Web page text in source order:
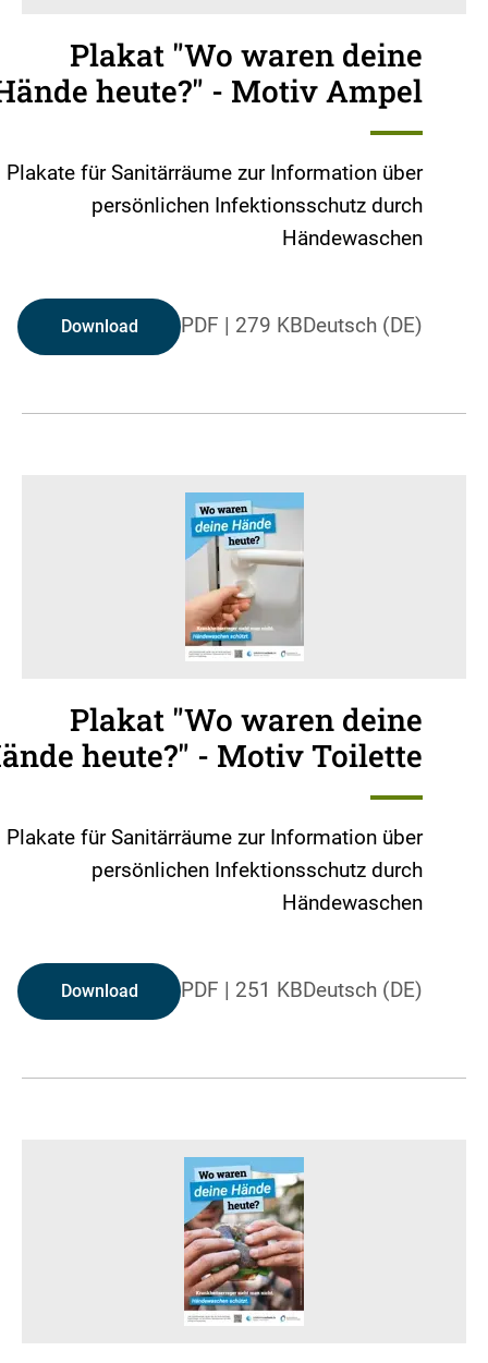
Plakat "Wo waren deine
heute?" - Motiv Ampel
Plakate für Sanitärräume zur Information über
persönlichen Infektionsschutz durch
Händewaschen
Deutsch (DE)
PDF | 279 KB
Download
Plakat "Wo waren deine
heute?" - Motiv Toilette
Plakate für Sanitärräume zur Information über
persönlichen Infektionsschutz durch
Händewaschen
Deutsch (DE)
PDF | 251 KB
Download